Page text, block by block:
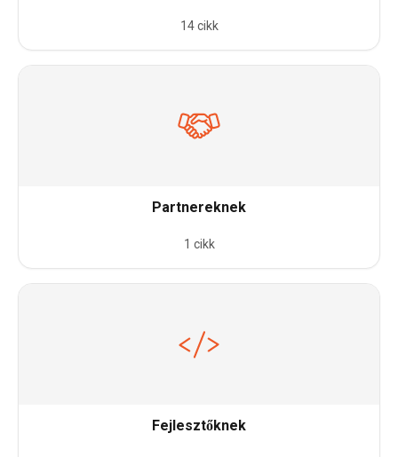
14 cikk
Partnereknek
1 cikk
Fejlesztőknek